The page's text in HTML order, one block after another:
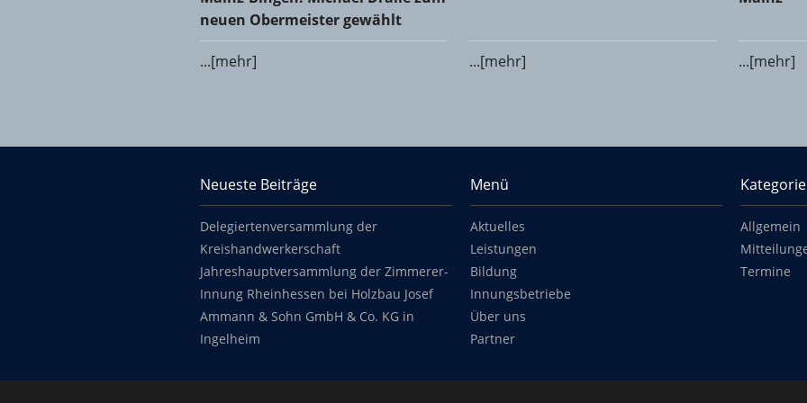
neuen Obermeister gewählt
...[mehr] ...[mehr] ...[mehr]
Footer content
Neueste Beiträge
Delegiertenversammlung der
Kreishandwerkerschaft
Jahreshauptversammlung der Zimmerer-
Innung Rheinhessen bei Holzbau Josef
Ammann & Sohn GmbH & Co. KG in
Ingelheim
Menü
Aktuelles
Leistungen
Bildung
Innungsbetriebe
Über uns
Partner
Allgemein
Termine